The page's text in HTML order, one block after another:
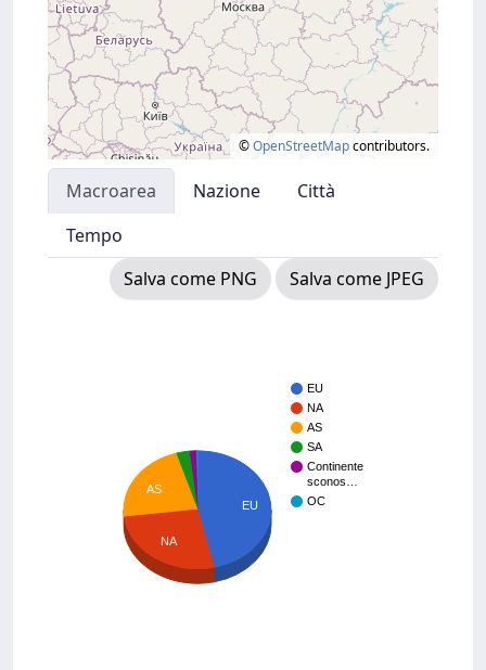
©OpenStreetMapcontributors.
Macroarea Nazione
Città
Tempo
Salva come PNG
Salva come JPEG
EU
NA
AS
SA
Continente
sconos…
OC
EU
AS
NA